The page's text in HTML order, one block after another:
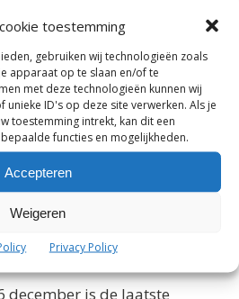
toestemming
gebruiken wij technologieën zoals
apparaat op te slaan en/of te
met deze technologieën kunnen wij
unieke ID's op deze site verwerken. Als je
toestemming intrekt, kan dit een
functies en mogelijkheden.
Accepteren
Weigeren
Privacy Policy
zijn weer bijgewerkt tot 01-
december is de laatste